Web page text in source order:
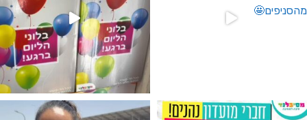
מין העובר רק במסיבלנד !! קיים